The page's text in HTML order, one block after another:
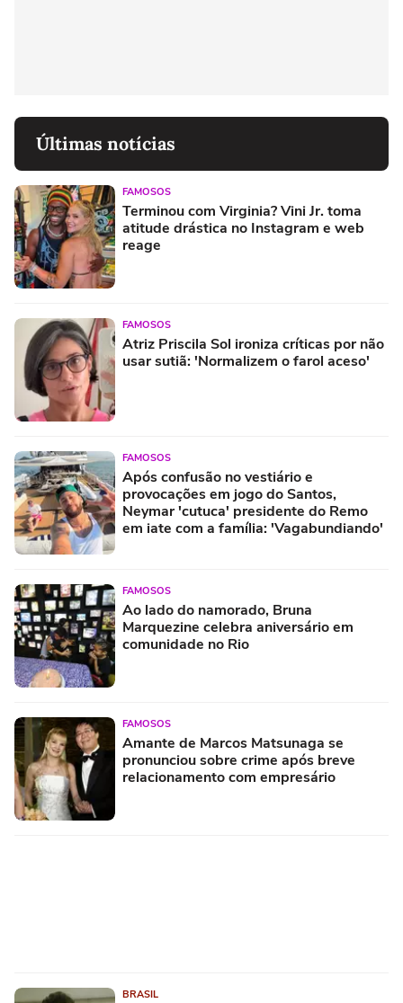
Últimas notícias
FAMOSOS
Terminou com Virginia? Vini Jr. toma
atitude drástica no Instagram e web
reage
FAMOSOS
Atriz Priscila Sol ironiza críticas por não
usar sutiã: 'Normalizem o farol aceso'
FAMOSOS
Após confusão no vestiário e
provocações em jogo do Santos,
Neymar 'cutuca' presidente do Remo
em iate com a família: 'Vagabundiando'
FAMOSOS
Ao lado do namorado, Bruna
Marquezine celebra aniversário em
comunidade no Rio
FAMOSOS
Amante de Marcos Matsunaga se
pronunciou sobre crime após breve
relacionamento com empresário
BRASIL